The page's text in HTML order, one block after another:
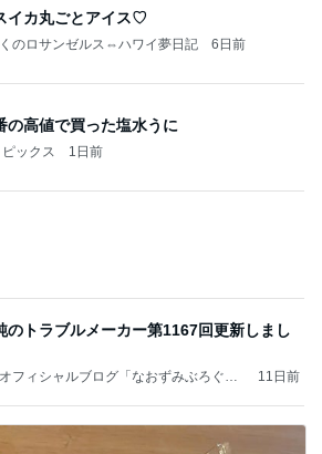
イカ丸ごとアイス♡
のロサンゼルス⇔ハワイ夢日記 6日前
の高値で買った塩水うに
ックス 1日前
のトラブルメーカー第1167回更新しまし
フィシャルブログ「なおずみぶろぐ」
11日前